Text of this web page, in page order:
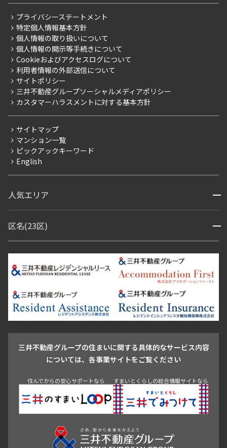
こだわりから探す
こだわり一覧
プレミアムマンション
新築
当社限定（港区・渋谷区）
当社限定（港区・渋谷区以外）
三井不動産企画
賃料改定
フリーレント
ペット可
ブランドマンション
ご入居・提携サービス
お部屋探しからご契約まで
よくあるご質問
社宅紹介
【仲介会社様向け】当社仲介事業部取り扱い物件入居申込
会社情報
事業案内
採用情報
ニュースリリース
お問い合わせ
プライバシーステートメント
特定個人情報基本方針
個人情報の取り扱いについて
個人情報の開示等手続きについて
Cookieおよびアクセスログについて
利用者情報の外部送信について
サイトポリシー
三井不動産グループソーシャルメディアポリシー
カスタマーハラスメントに対する基本方針
サイトマップ
マンション一覧
ピックアックキーワード
English
人気エリア 開閉
青山・表参道・原宿
市ヶ谷・神楽坂・飯田橋
三田・芝・浜松町
芝浦・汐留・品川
月島・勝どき・豊洲
本郷・春日・小石川
目白・高田馬場・早稲田
池尻大橋・三軒茶屋
祐天寺・学芸大学・自由が丘
駒沢・用賀・二子玉川
成城・砧
池袋・板橋・王子
青山 渋谷 東京・大手町 新宿 品川
目黒・中目黒
区名(23区) 開閉
江東区 台東区 墨田区
中野区
豊島区
杉並区 板橋区 練馬区 荒川区
足立区
葛飾区
江戸川区
三井不動産グループの住まいに関する具体的なサービス内容
については、各事業サイトをご覧ください
住んでからの安心サポートなら すまいとくらしの総合情報サイトなら